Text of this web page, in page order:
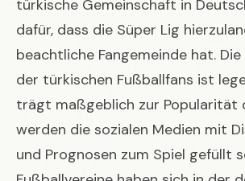
türkische Gemeinschaft in
dafür, dass die Süper Lig
beachtliche Fangemeinde hat.
der türkischen Fußballfans ist
trägt maßgeblich zur Popularität
werden die sozialen Medien mit
und Prognosen zum Spiel gefüllt